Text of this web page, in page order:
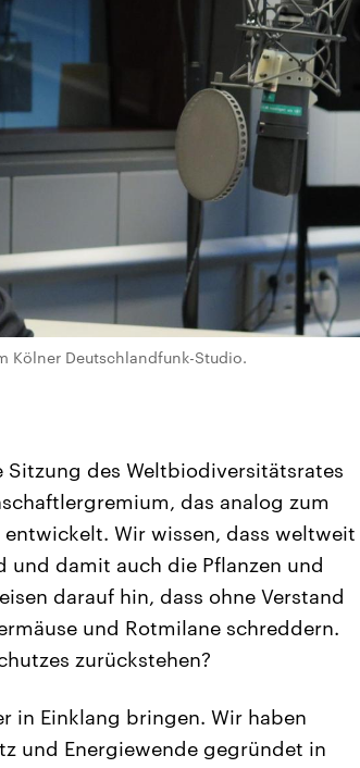
Kölner Deutschlandfunk-Studio.
Sitzung des Weltbiodiversitätsrates
das analog zum
Wir wissen, dass weltweit
damit auch die Pflanzen und
darauf hin, dass ohne Verstand
und Rotmilane schreddern.
zurückstehen?
in Einklang bringen. Wir haben
und Energiewende gegründet in